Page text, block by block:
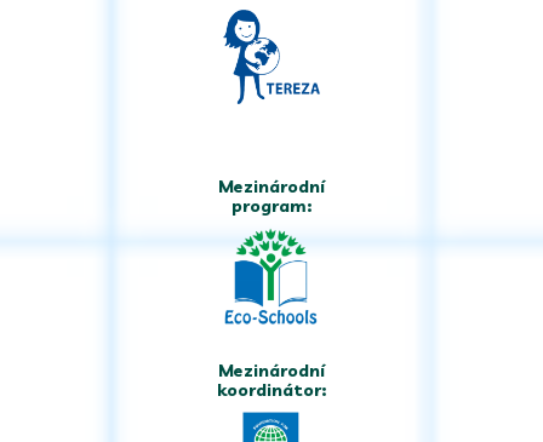
Mezinárodní
program:
Mezinárodní
koordinátor: